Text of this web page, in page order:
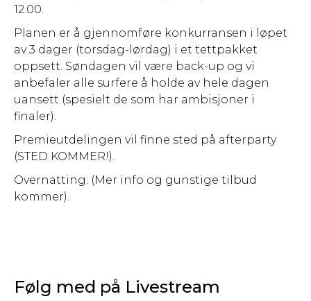
12.00.
Planen er å gjennomføre konkurransen i løpet
av 3 dager (torsdag-lørdag) i et tettpakket
oppsett. Søndagen vil være back-up og vi
anbefaler alle surfere å holde av hele dagen
uansett (spesielt de som har ambisjoner i
finaler).
Premieutdelingen vil finne sted på afterparty
(STED KOMMER!).
Overnatting: (Mer info og gunstige tilbud
kommer).
Følg med på Livestream